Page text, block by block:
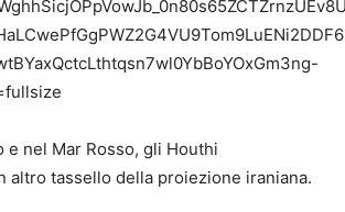
e nel Mar Rosso, gli Houthi
altro tassello della proiezione iraniana.